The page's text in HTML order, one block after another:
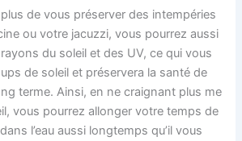
de vous préserver des intempéries
ou votre jacuzzi, vous pourrez aussi
du soleil et des UV, ce qui vous
de soleil et préservera la santé de
terme. Ainsi, en ne craignant plus me
vous pourrez allonger votre temps de
l’eau aussi longtemps qu’il vous